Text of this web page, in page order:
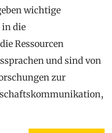
wichtige
in die
Ressourcen
und sind von
zur